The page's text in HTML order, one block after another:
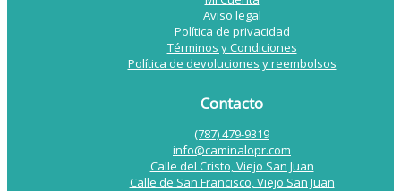
Aviso legal
Política de privacidad
Términos y Condiciones
Política de devoluciones y reembolsos
Contacto
(787) 479-9319
info@caminalopr.com
Calle del Cristo, Viejo San Juan
Calle de San Francisco, Viejo San Juan